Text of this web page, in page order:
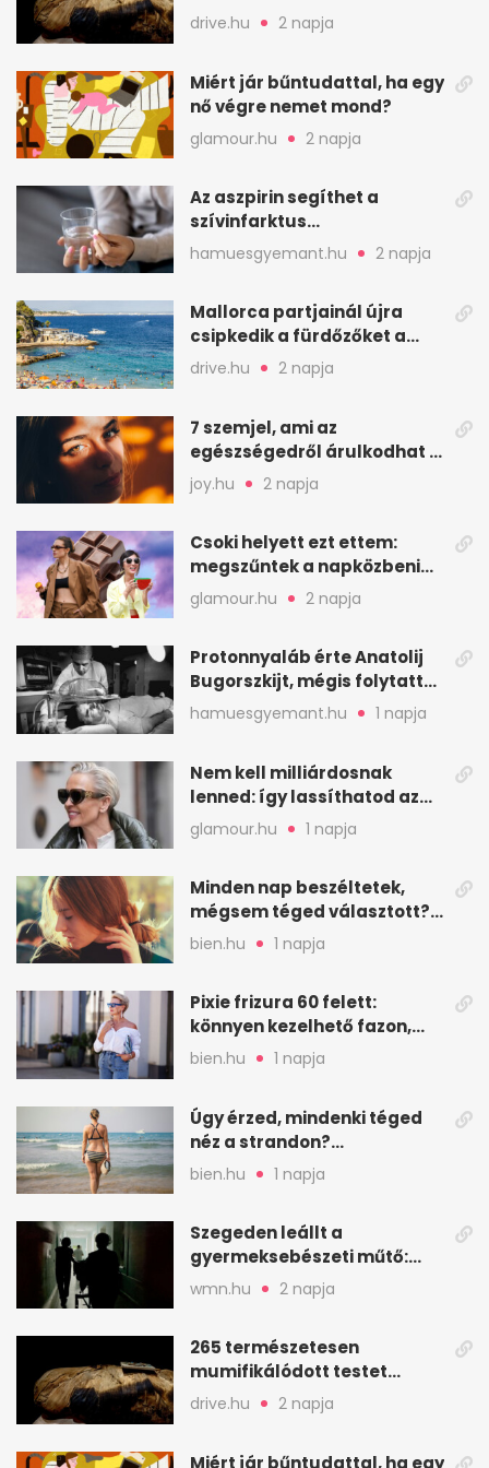
találtak egy váci templom
drive.hu 2 napja
Miért jár bűntudattal, ha egy
nő végre nemet mond?
glamour.hu 2 napja
Az aszpirin segíthet a
szívinfarktus
megelőzésében, de nem
mindenkinek
hamuesgyemant.hu 2 napja
Mallorca partjainál újra
csipkedik a fürdőzőket a
halak a sekély vízben
drive.hu 2 napja
7 szemjel, ami az
egészségedről árulkodhat –
erre figyelj oda
joy.hu 2 napja
Csoki helyett ezt ettem:
megszűntek a napközbeni
nassolási rohamok
glamour.hu 2 napja
Protonnyaláb érte Anatolij
Bugorszkijt, mégis folytatta
a munkát
hamuesgyemant.hu 1 napja
Nem kell milliárdosnak
lenned: így lassíthatod az
öregedést a biológus szerint
glamour.hu 1 napja
Minden nap beszéltetek,
mégsem téged választott?
Ez az érzelmi csapda
bien.hu 1 napja
Pixie frizura 60 felett:
könnyen kezelhető fazon,
ami karaktert ad
bien.hu 1 napja
Úgy érzed, mindenki téged
néz a strandon?
Pszichológusok szerint más
áll a háttérben
bien.hu 1 napja
Szegeden leállt a
gyermeksebészeti műtő:
elfogytak a tartalékok
wmn.hu 2 napja
265 természetesen
mumifikálódott testet
találtak egy váci templom
drive.hu 2 napja
Miért jár bűntudattal, ha egy